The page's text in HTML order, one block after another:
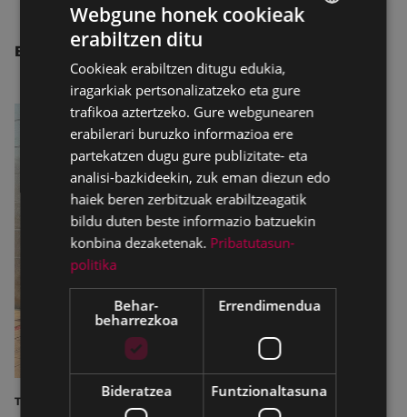
BESTE ALBISTE BATZUK
TURISMOA
Webgune honek cookieak
erabiltzen ditu
Cookieak erabiltzen ditugu edukia,
iragarkiak pertsonalizatzeko eta gure
trafikoa aztertzeko. Gure webgunearen
erabilerari buruzko informazioa ere
partekatzen dugu gure publizitate- eta
analisi-bazkideekin, zuk eman diezun edo
haiek beren zerbitzuak erabiltzeagatik
bildu duten beste informazio batzuekin
konbina dezaketenak. Pribatutasun-
politika
Behar-
beharrezkoa
Errendimendua
Bideratzea Funtzionaltasuna